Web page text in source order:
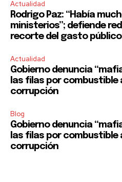
Actualidad
Rodrigo Paz: “Había
ministerios”; defiende
recorte del gasto público
Actualidad
Gobierno denuncia
las filas por combustible
corrupción
Blog
Gobierno denuncia
las filas por combustible
corrupción